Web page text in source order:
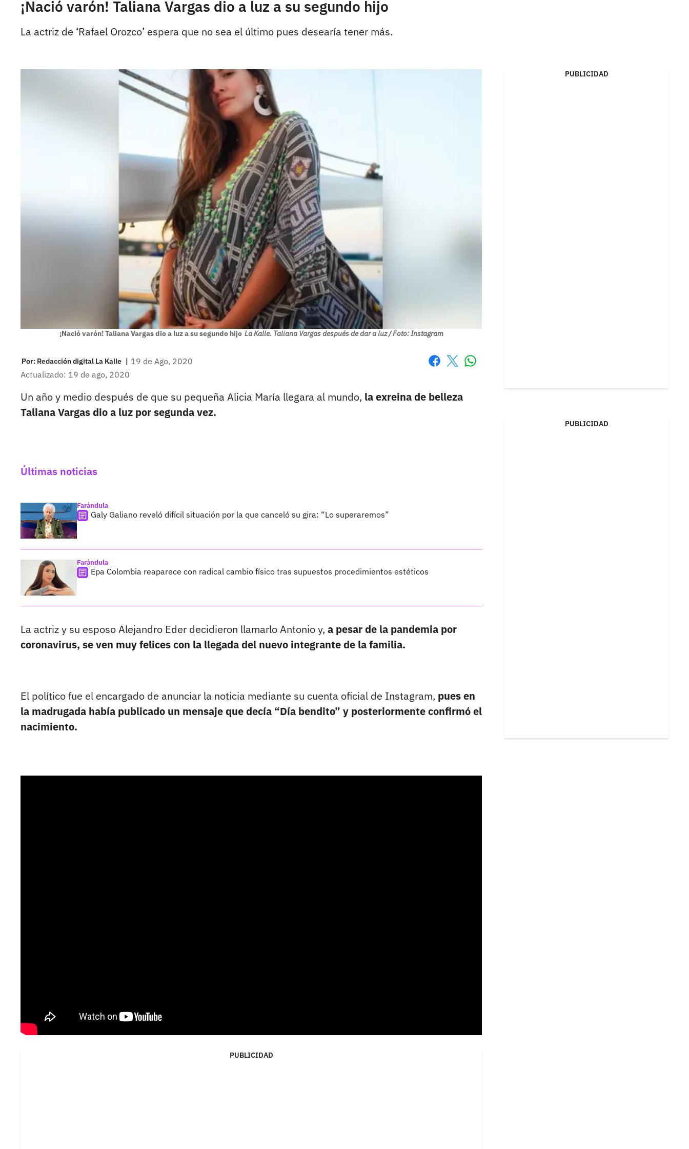
¡Nació varón! Taliana Vargas dio a luz a su segundo hijo
La actriz de ‘Rafael Orozco’ espera que no sea el último pues desearía tener más.
¡Nació varón! Taliana Vargas dio a luz a su segundo hijo La Kalle. Taliana Vargas después de dar a luz / Foto: Instagram
Por: Redacción digital La Kalle | 19 de Ago, 2020
Actualizado: 19 de ago, 2020
Un año y medio después de que su pequeña Alicia María llegara al mundo, la exreina de belleza
Taliana Vargas dio a luz por segunda vez.
Últimas noticias
Farándula
Galy Galiano reveló difícil situación por la que canceló su gira: “Lo superaremos”
Farándula
Epa Colombia reaparece con radical cambio físico tras supuestos procedimientos estéticos
La actriz y su esposo Alejandro Eder decidieron llamarlo Antonio y, a pesar de la pandemia por
coronavirus, se ven muy felices con la llegada del nuevo integrante de la familia.
El político fue el encargado de anunciar la noticia mediante su cuenta oficial de Instagram, pues en
la madrugada había publicado un mensaje que decía “Día bendito” y posteriormente confirmó el
nacimiento.
PUBLICIDAD
PUBLICIDAD
PUBLICIDAD